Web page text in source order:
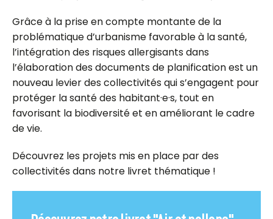
Grâce à la prise en compte montante de la
problématique d’urbanisme favorable à la santé,
l’intégration des risques allergisants dans
l’élaboration des documents de planification est un
nouveau levier des collectivités qui s’engagent pour
protéger la santé des habitant·e·s, tout en
favorisant la biodiversité et en améliorant le cadre
de vie.
Découvrez les projets mis en place par des
collectivités dans notre livret thématique !